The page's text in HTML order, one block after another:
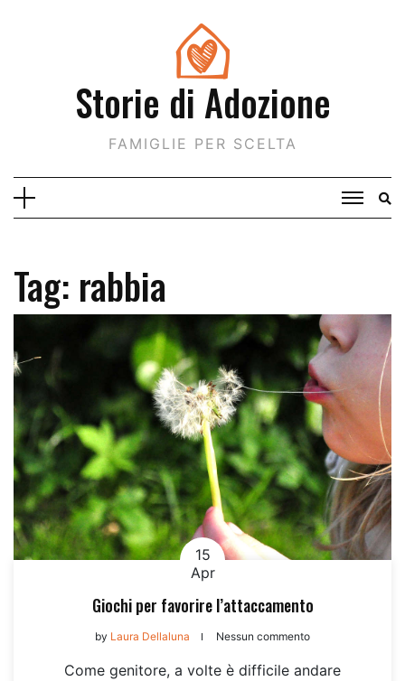
Storie di Adozione
FAMIGLIE PER SCELTA
Tag: rabbia
15
Apr
Giochi per favorire l’attaccamento
by Laura Dellaluna Nessun commento
Come genitore, a volte è difficile andare